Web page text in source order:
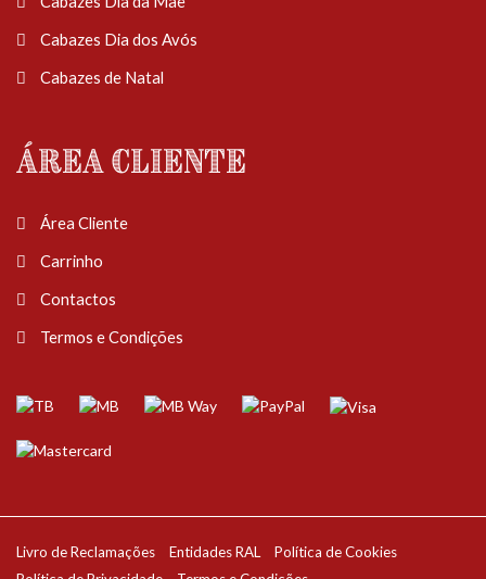
Cabazes Dia dos Avós
Cabazes de Natal
Área Cliente
Área Cliente
Carrinho
Contactos
Termos e Condições
Livro de Reclamações Entidades RAL
Política de Cookies